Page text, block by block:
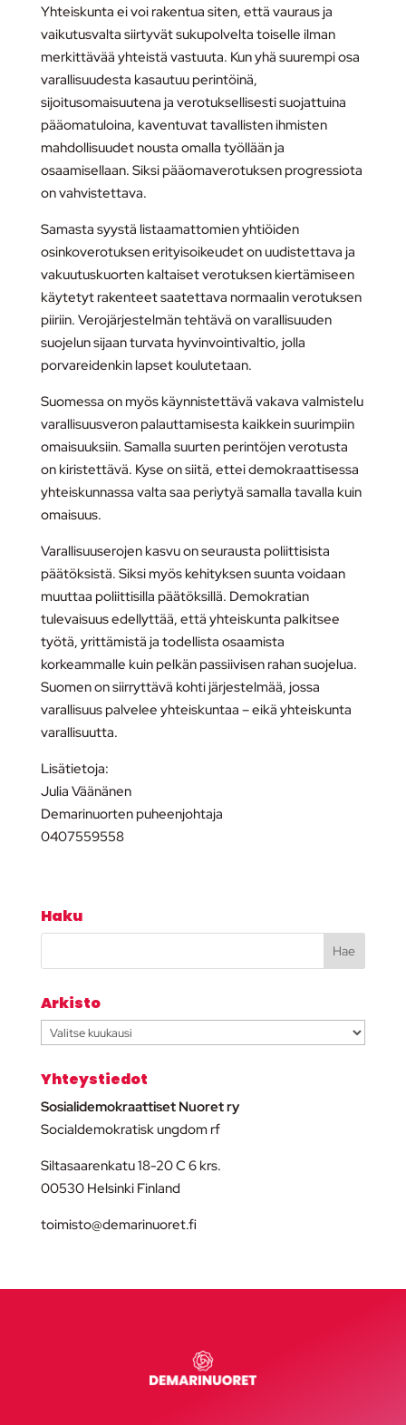
Yhteiskunta ei voi rakentua siten, että vauraus ja
vaikutusvalta siirtyvät sukupolvelta toiselle ilman
merkittävää yhteistä vastuuta. Kun yhä suurempi osa
varallisuudesta kasautuu perintöinä,
sijoitusomaisuutena ja verotuksellisesti suojattuina
pääomatuloina, kaventuvat tavallisten ihmisten
mahdollisuudet nousta omalla työllään ja
osaamisellaan. Siksi pääomaverotuksen progressiota
on vahvistettava.
Samasta syystä listaamattomien yhtiöiden
osinkoverotuksen erityisoikeudet on uudistettava ja
vakuutuskuorten kaltaiset verotuksen kiertämiseen
käytetyt rakenteet saatettava normaalin verotuksen
piiriin. Verojärjestelmän tehtävä on varallisuuden
suojelun sijaan turvata hyvinvointivaltio, jolla
porvareidenkin lapset koulutetaan.
Suomessa on myös käynnistettävä vakava valmistelu
varallisuusveron palauttamisesta kaikkein suurimpiin
omaisuuksiin. Samalla suurten perintöjen verotusta
on kiristettävä. Kyse on siitä, ettei demokraattisessa
yhteiskunnassa valta saa periytyä samalla tavalla kuin
omaisuus.
Varallisuuserojen kasvu on seurausta poliittisista
päätöksistä. Siksi myös kehityksen suunta voidaan
muuttaa poliittisilla päätöksillä. Demokratian
tulevaisuus edellyttää, että yhteiskunta palkitsee
työtä, yrittämistä ja todellista osaamista
korkeammalle kuin pelkän passiivisen rahan suojelua.
Suomen on siirryttävä kohti järjestelmää, jossa
varallisuus palvelee yhteiskuntaa – eikä yhteiskunta
varallisuutta.
Lisätietoja:
Julia Väänänen
Demarinuorten puheenjohtaja
0407559558
Haku
Arkisto
Arkisto
Yhteystiedot
Sosialidemokraattiset Nuoret ry
Socialdemokratisk ungdom rf
Siltasaarenkatu 18-20 C 6 krs.
00530 Helsinki Finland
toimisto@demarinuoret.fi